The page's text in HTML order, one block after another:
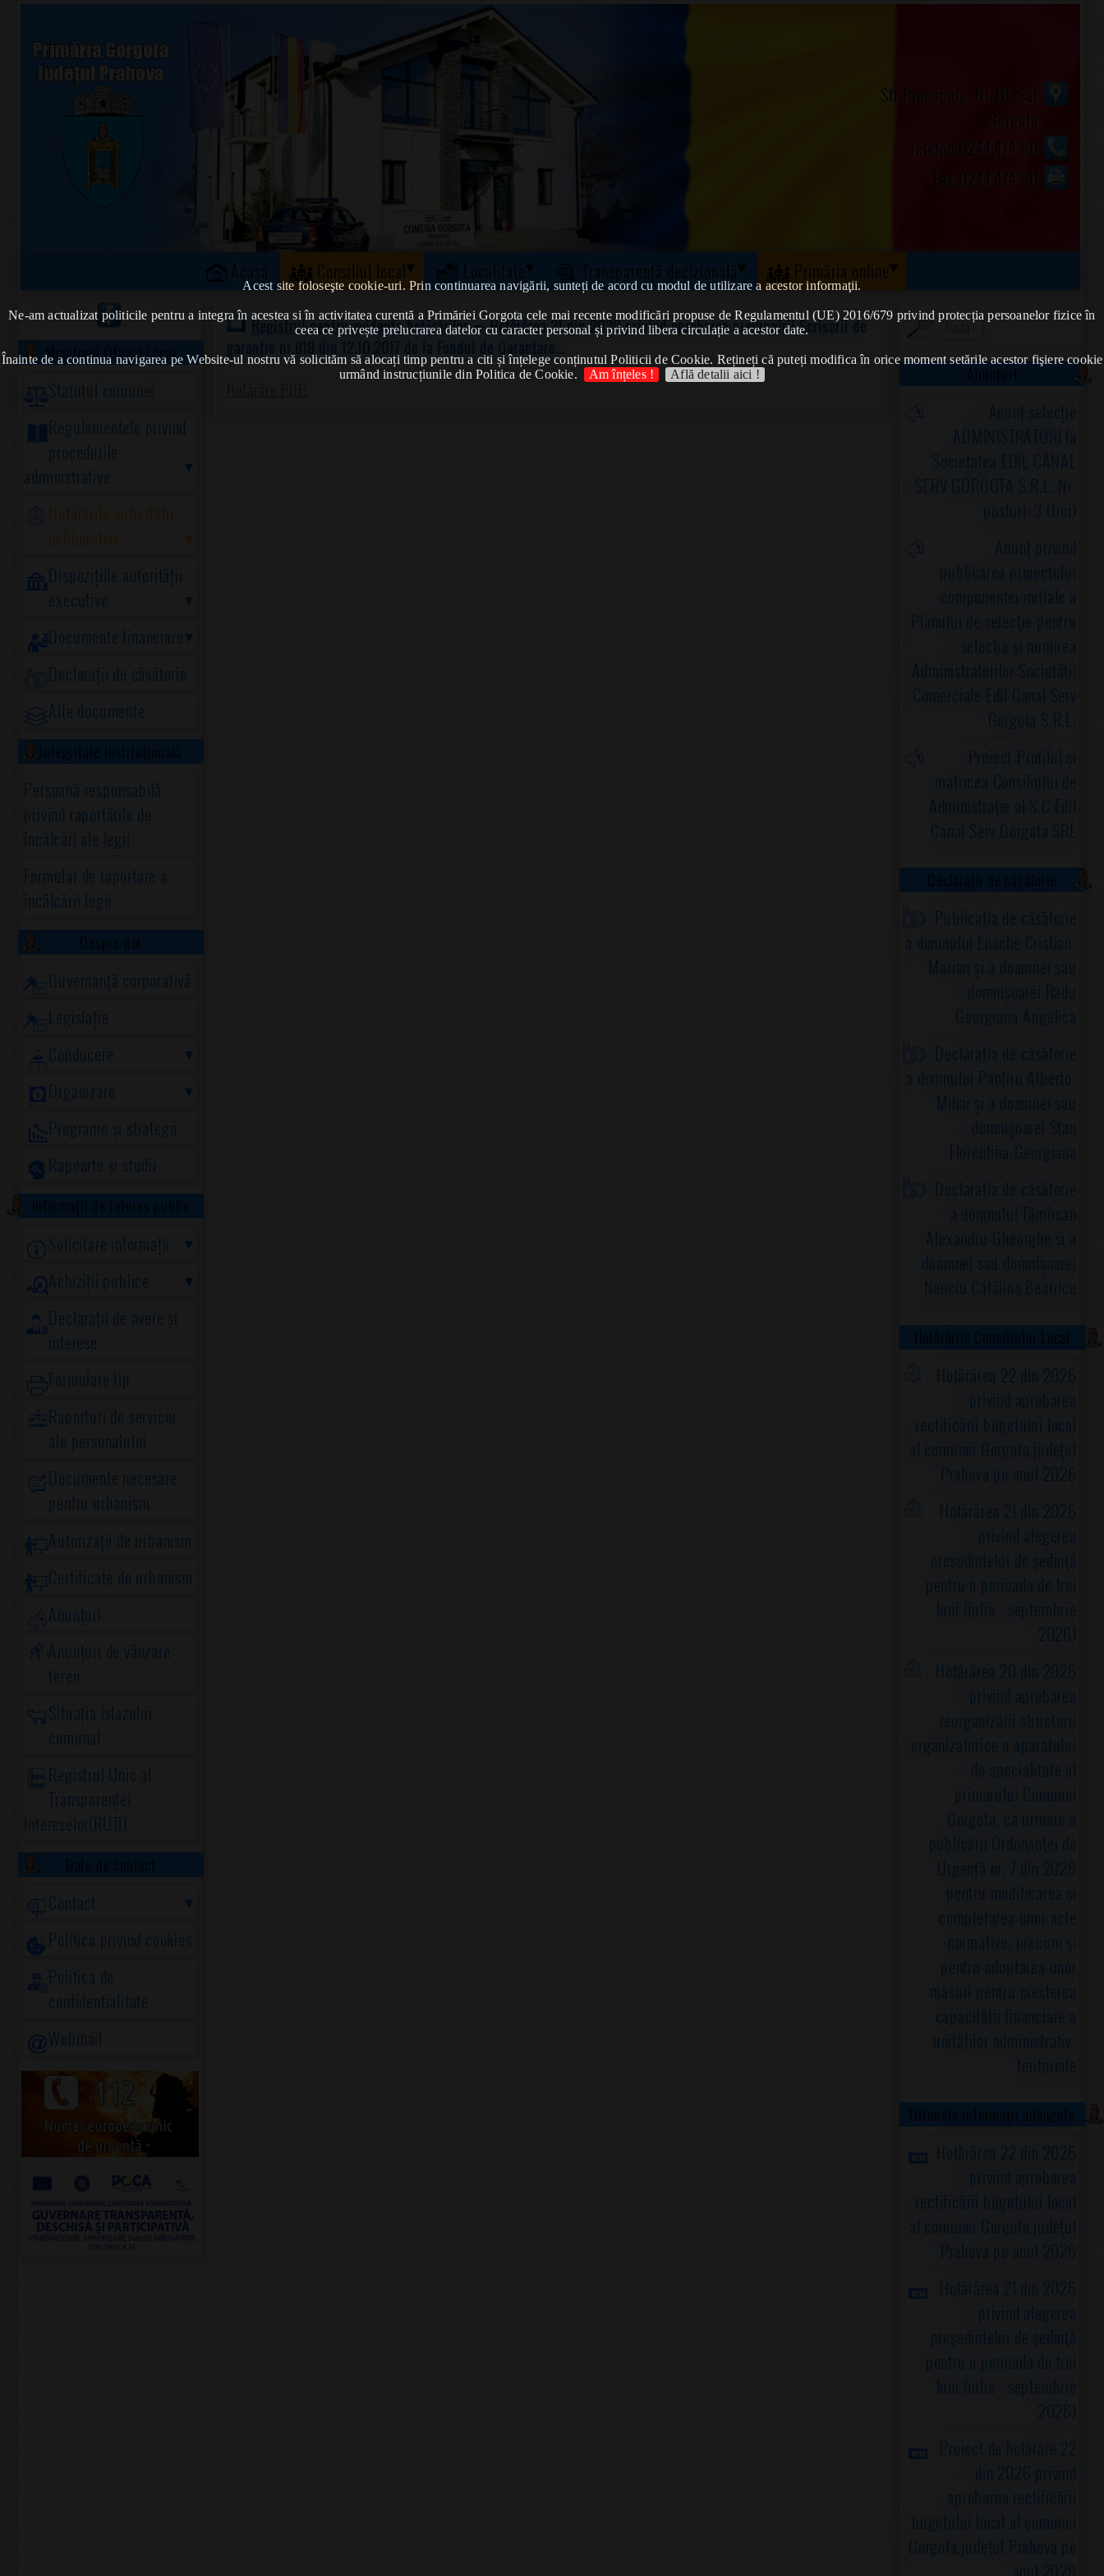
Acest site foloseşte cookie-uri. Prin continuarea navigării, sunteți de acord cu modul de utilizare a acestor informaţii.
Ne-am actualizat politicile pentru a integra în acestea si în activitatea curentă a Primăriei Gorgota cele mai recente modificări propuse de Regulamentul (UE) 2016/679 privind protecția persoanelor fizice în
ceea ce privește prelucrarea datelor cu caracter personal și privind libera circulație a acestor date.
Înainte de a continua navigarea pe Website-ul nostru vă solicităm să alocați timp pentru a citi și înțelege conținutul Politicii de Cookie. Rețineți că puteți modifica în orice moment setările acestor fişiere cookie
urmând instrucțiunile din Politica de Cookie.
Am înțeles ! Află detalii aici !
Acasă Consiliul local Localitate Transparență decizională Primăria online
Str.Principala, Nr.70, Sat
Gorgota
Telefon:0244.474.511
Monitorul Oficial Local
Statutul comunei
Regulamentele privind
procedurile
administrative
Hotărârile autorității
deliberative
Dispozițiile autorității
executive
Documente financiare
Declarații de căsătorie
Alte documente
Integritate Instituțională
Persoană responsabilă
privind raportările de
încălcări ale legii
Formular de raportare a
încălcării legii
Despre noi
Guvernanță corporativă
Legislație
Conducere
Organizare
Programe și strategii
Rapoarte și studii
Informații de interes public
Solicitare informații
Achiziții publice
Declarații de avere și
interese
Formulare tip
Raporturi de serviciu
ale personalului
Documente necesare
pentru urbanism
Autorizații de urbanism
Certificate de urbanism
Anunțuri
Anunțuri de vânzare
teren
Situația islazului
comunal
Registrul Unic al
Transparenței
Intereselor(RUTI)
Date de contact
Contact
Politica privind cookies
Politica de
confidentialitate
Webmail
Registrul pentru evidența hotărârilor➠ Hotărârea 31 din 2020 privind aprobarea prelungirii Scrisorii de
garanție nr.818 din 12.10.2017 de la Fondul de Garantare...
Anunțuri
Anunț selecție
ADMINISTRATORI la
Societatea EDIL CANAL
SERV GORGOTA S.R.L. Nr.
posturi: 3 (trei)
Anunț privind
publicarea proiectului
componentei iniţiale a
Planului de selecţie pentru
selecţia şi numirea
Administratorilor Societăţii
Comerciale Edil Canal Serv
Gorgota S.R.L.
Proiect-Profilul și
matricea Consiliului de
Administrație al S.C.Edil
Canal Serv Gorgota SRL
Declarații de căsătorie
Publicația de căsătorie
a domnului Enache Cristian-
Marian și a doamnei sau
domnișoarei Radu
Georgiana-Angelica
Declarația de căsătorie
a domnului Panțîru Alberto-
Mihai și a doamnei sau
domnișoarei Stan
Florentina-Georgiana
Declarația de căsătorie
a domnului Tămîrsan
Alexandru-Gheorghe și a
doamnei sau domnișoarei
Nenciu Cătălina Beatrice
Hotărârile Consiliului Local
Hotărârea 22 din 2026
privind aprobarea
rectificării bugetului local
al comunei Gorgota,judeţul
Prahova pe anul 2026
Hotărârea 21 din 2026
privind alegerea
preşedintelui de şedinţă
pentru o perioada de trei
luni (iulie - septembrie
2026)
Hotărârea 20 din 2026
privind aprobarea
reorganizării structurii
organizatorice a aparatului
de specialitate al
primarului Comunei
Gorgota, ca urmare a
publicării Ordonanţei de
Urgență nr. 7 din 2026
pentru modificarea şi
completarea unor acte
normative, precum şi
pentru adoptarea unor
măsuri pentru creşterea
capacităţii financiare a
unităţilor administrativ-
teritoriale
Ultimele informații adăugate
Hotărârea 22 din 2026
privind aprobarea
rectificării bugetului local
al comunei Gorgota,judeţul
Prahova pe anul 2026
Hotărârea 21 din 2026
privind alegerea
preşedintelui de şedinţă
pentru o perioada de trei
luni (iulie - septembrie
2026)
Proiect de hotărâre 22
din 2026 privind
aprobarea rectificării
bugetului local al comunei
Gorgota,judeţul Prahova pe
anul 2026